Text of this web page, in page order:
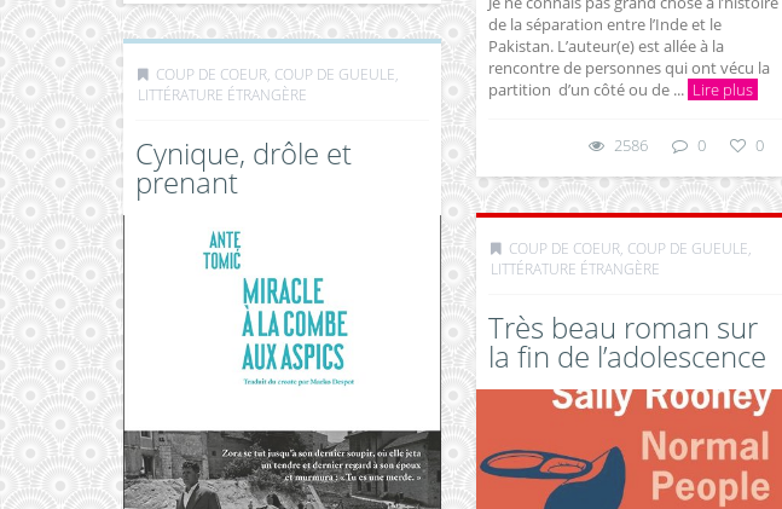
de la séparation entre l’Inde et le
Pakistan. L’auteur(e) est allée à la
rencontre de personnes qui ont vécu la
partition d’un côté ou de ... Lire plus
2586 0 0
COUP DE COEUR, COUP DE GUEULE,
LITTÉRATURE ÉTRANGÈRE
Cynique, drôle et
prenant
COUP DE COEUR, COUP DE GUEULE,
LITTÉRATURE ÉTRANGÈRE
Très beau roman sur
la fin de l’adolescence